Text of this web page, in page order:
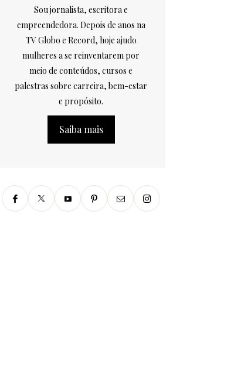
Sou jornalista, escritora e
empreendedora. Depois de anos na
TV Globo e Record, hoje ajudo
mulheres a se reinventarem por
meio de conteúdos, cursos e
palestras sobre carreira, bem-estar
e propósito.
Saiba mais